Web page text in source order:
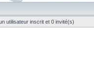
utilisateur inscrit et 0 invité(s)